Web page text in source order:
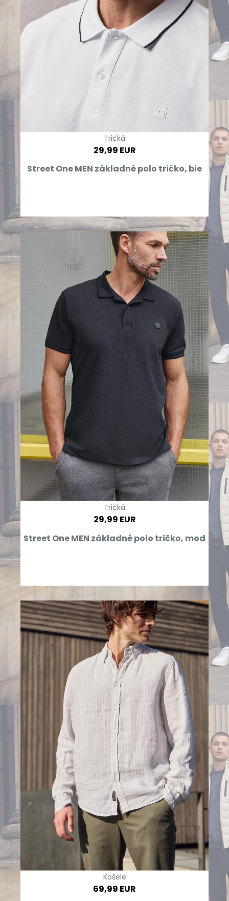
Tričká
29,99 EUR
Street One MEN základné polo tričko, bie
Tričká
29,99 EUR
Street One MEN základné polo tričko, mod
Košele
69,99 EUR